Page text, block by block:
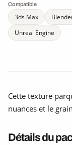
Compatible
3ds Max
Unreal Engine
Cette texture
nuances et le
Détails du